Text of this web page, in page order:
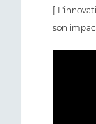
[
son